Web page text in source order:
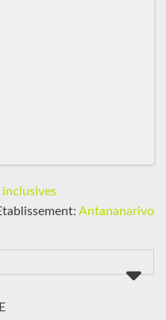
inclusives
Antananarivo